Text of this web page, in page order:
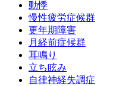
動悸
慢性疲労症候群
更年期障害
月経前症候群
耳鳴り
立ち眩み
自律神経失調症